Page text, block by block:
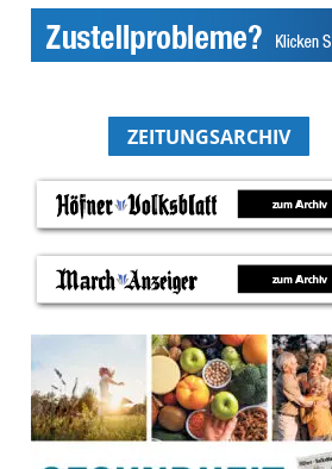
ZEITUNGSARCHIV